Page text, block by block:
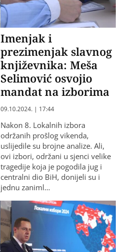
Imenjak i
prezimenjak slavnog
književnika: Meša
Selimović osvojio
mandat na izborima
09.10.2024. | 17:44
Nakon 8. Lokalnih izbora
održanih prošlog vikenda,
uslijedile su brojne analize. Ali,
ovi izbori, održani u sjenci velike
tragedije koja je pogodila jug i
centralni dio BiH, donijeli su i
jednu zaniml…